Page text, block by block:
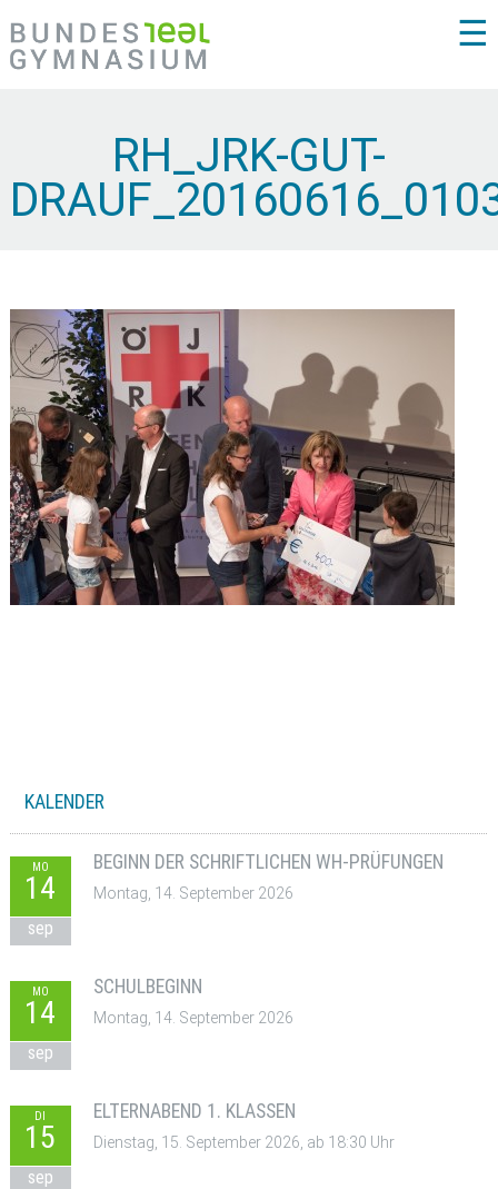
☰
RH_JRK-GUT-
KALENDER
MO
14
sep
BEGINN DER SCHRIFTLICHEN WH-PRÜFUNGEN
Montag, 14. September 2026
MO
14
sep
SCHULBEGINN
Montag, 14. September 2026
DI
15
sep
ELTERNABEND 1. KLASSEN
Dienstag, 15. September 2026, ab 18:30 Uhr